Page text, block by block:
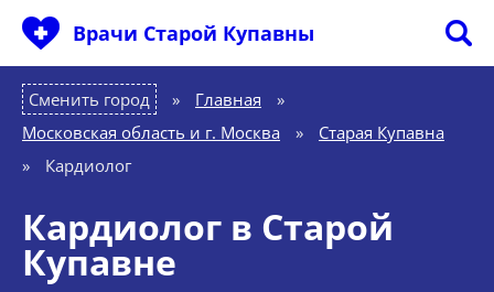
Врачи Старой Купавны
Сменить город Главная
»
Московская область и г. Москва
»
Старая Купавна
»
Кардиолог
Кардиолог в Старой
Купавне